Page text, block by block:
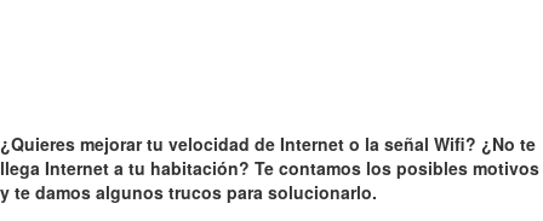
¿Quieres mejorar tu velocidad de Internet o la señal Wifi? ¿No te
llega Internet a tu habitación? Te contamos los posibles motivos
y te damos algunos trucos para solucionarlo.